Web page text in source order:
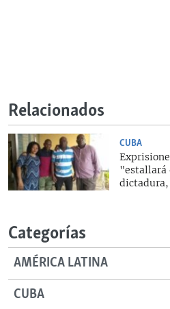
Relacionados
CUBA
"estallará
Categorías
AMÉRICA LATINA
CUBA